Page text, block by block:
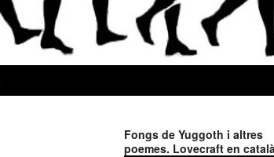
Fongs de Yuggoth i altres
poemes. Lovecraft en